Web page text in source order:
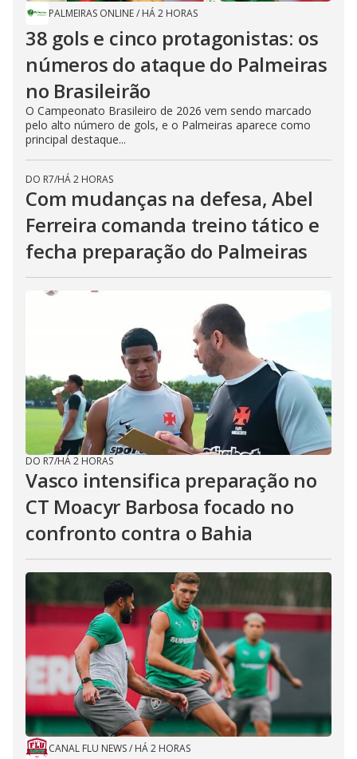
PALMEIRAS ONLINE/ HÁ 2 HORAS
38 gols e cinco protagonistas: os
números do ataque do Palmeiras
no Brasileirão
O Campeonato Brasileiro de 2026 vem sendo marcado
pelo alto número de gols, e o Palmeiras aparece como
principal destaque...
DO R7/HÁ 2 HORAS
Com mudanças na defesa, Abel
Ferreira comanda treino tático e
fecha preparação do Palmeiras
DO R7/HÁ 2 HORAS
Vasco intensifica preparação no
CT Moacyr Barbosa focado no
confronto contra o Bahia
CANAL FLU NEWS/ HÁ 2 HORAS